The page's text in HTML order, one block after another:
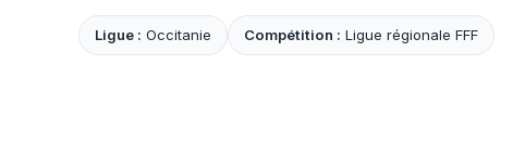
Ligue : Occitanie Compétition : Ligue régionale FFF